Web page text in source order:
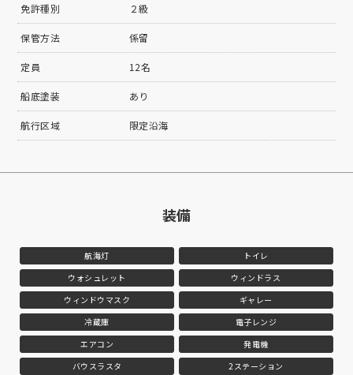
免許種別 ２級
保管方法 係留
定員 12名
船底塗装 あり
航行区域 限定沿海
装備
航海灯
トイレ
ウォシュレット
ウィンドラス
ウィンドウマスク
ギャレー
冷蔵庫
電子レンジ
エアコン
発電機
バウスラスタ
2ステーション